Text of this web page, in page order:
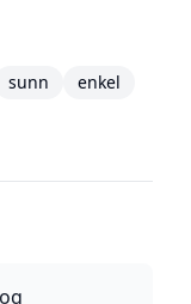
sunn
enkel